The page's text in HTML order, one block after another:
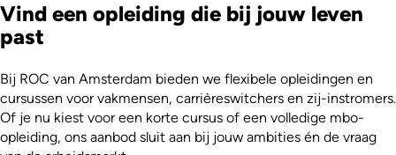
Vind een opleiding die bij jouw leven
past
Bij ROC van Amsterdam bieden we flexibele opleidingen en
cursussen voor vakmensen, carrièreswitchers en zij-instromers.
Of je nu kiest voor een korte cursus of een volledige mbo-
opleiding, ons aanbod sluit aan bij jouw ambities én de vraag